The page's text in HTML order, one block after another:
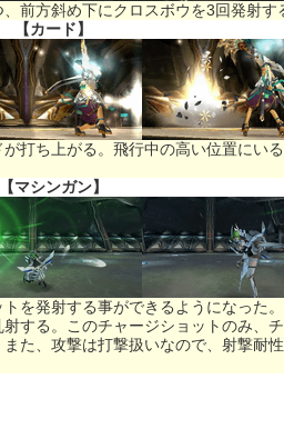
前方斜め下にクロスボウを3回発射す
【カード】
打ち上がる。飛行中の高い位置にい
【マシンガン】
を発射する事ができるようになった
する。このチャージショットのみ、
た、攻撃は打撃扱いなので、射撃耐